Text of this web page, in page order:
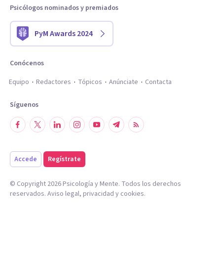
Psicólogos nominados y premiados
PyM Awards 2024
Conócenos
Equipo
Redactores Tópicos Anúnciate Contacta
Síguenos
Accede Regístrate
© Copyright 2026Psicología y Mente. Todos los derechos
reservados. Aviso legal, privacidad y cookies.